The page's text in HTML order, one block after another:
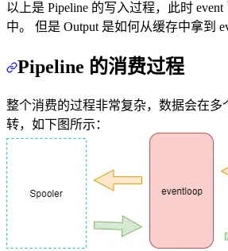
以上是 Pipeline 的写入过程，此时
中。 但是 Output 是如何从缓存中拿到
Pipeline 的消费过程
整个消费的过程非常复杂，数据会在多
转，如下图所示：